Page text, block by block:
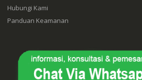
Hubungi Kami
Panduan Keamanan